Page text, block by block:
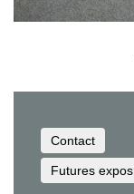
Contact
Futures expos